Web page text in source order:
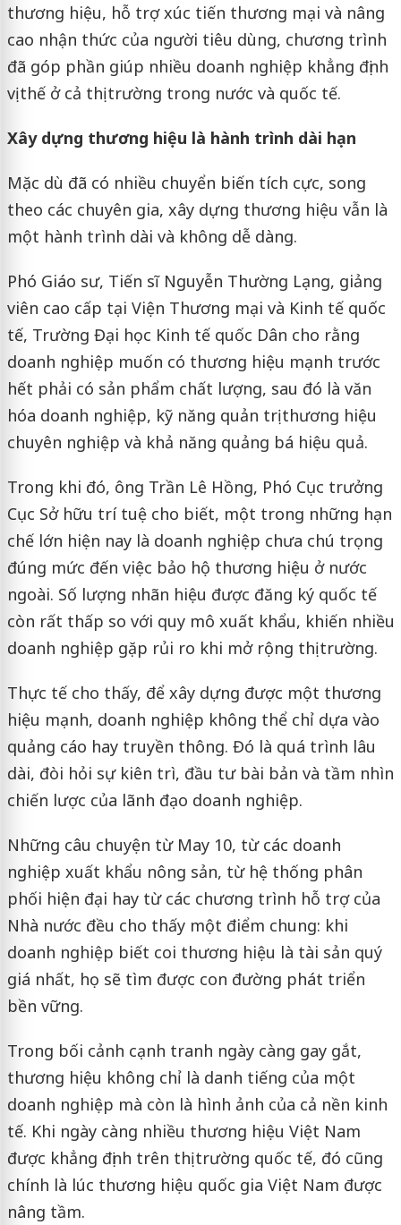
thương hiệu, hỗ trợ xúc tiến thương mại và nâng
cao nhận thức của người tiêu dùng, chương trình
đã góp phần giúp nhiều doanh nghiệp khẳng định
vị thế ở cả thị trường trong nước và quốc tế.
Xây dựng thương hiệu là hành trình dài hạn
Mặc dù đã có nhiều chuyển biến tích cực, song
theo các chuyên gia, xây dựng thương hiệu vẫn là
một hành trình dài và không dễ dàng.
Phó Giáo sư, Tiến sĩ Nguyễn Thường Lạng, giảng
viên cao cấp tại Viện Thương mại và Kinh tế quốc
tế, Trường Đại học Kinh tế quốc Dân cho rằng
doanh nghiệp muốn có thương hiệu mạnh trước
hết phải có sản phẩm chất lượng, sau đó là văn
hóa doanh nghiệp, kỹ năng quản trị thương hiệu
chuyên nghiệp và khả năng quảng bá hiệu quả.
Trong khi đó, ông Trần Lê Hồng, Phó Cục trưởng
Cục Sở hữu trí tuệ cho biết, một trong những hạn
chế lớn hiện nay là doanh nghiệp chưa chú trọng
đúng mức đến việc bảo hộ thương hiệu ở nước
ngoài. Số lượng nhãn hiệu được đăng ký quốc tế
còn rất thấp so với quy mô xuất khẩu, khiến nhiều
doanh nghiệp gặp rủi ro khi mở rộng thị trường.
Thực tế cho thấy, để xây dựng được một thương
hiệu mạnh, doanh nghiệp không thể chỉ dựa vào
quảng cáo hay truyền thông. Đó là quá trình lâu
dài, đòi hỏi sự kiên trì, đầu tư bài bản và tầm nhìn
chiến lược của lãnh đạo doanh nghiệp.
Những câu chuyện từ May 10, từ các doanh
nghiệp xuất khẩu nông sản, từ hệ thống phân
phối hiện đại hay từ các chương trình hỗ trợ của
Nhà nước đều cho thấy một điểm chung: khi
doanh nghiệp biết coi thương hiệu là tài sản quý
giá nhất, họ sẽ tìm được con đường phát triển
bền vững.
Trong bối cảnh cạnh tranh ngày càng gay gắt,
thương hiệu không chỉ là danh tiếng của một
doanh nghiệp mà còn là hình ảnh của cả nền kinh
tế. Khi ngày càng nhiều thương hiệu Việt Nam
được khẳng định trên thị trường quốc tế, đó cũng
chính là lúc thương hiệu quốc gia Việt Nam được
nâng tầm.